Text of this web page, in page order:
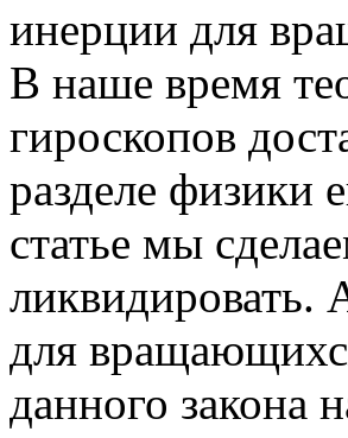
инерции для
В наше время
гироскопов
разделе физики
статье мы
ликвидировать.
для
данного закона